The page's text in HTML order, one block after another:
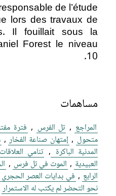
de l’étude
lors des travaux de
Il fouillait sous la
Forest le niveau
10.
مساهمات
المراجع , تل الفرس , فترة
متحول , إمتهان صناعة الفخار ,
المدنية الباكرة , تنامي
العبيدية , الموت في تل فرس ,
الرابع , في بدايات العصر الحجري
نحو التحضر لم يكتب له الاستمرار